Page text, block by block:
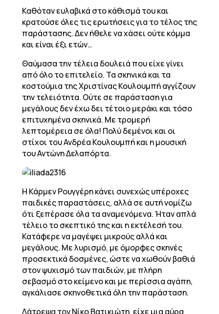
Καθόταν ευλαβικά στο κάθισμά του και
κρατούσε όλες τις ερωτήσεις για το τέλος της
παράστασης. Δεν ήθελε να χάσει ούτε κόμμα
και είναι έξι ετών…
Θαύμασα την τέλεια δουλειά που είχε γίνει
από όλο το επιτελείο. Τα σκηνικά και τα
κοστούμια της Χριστίνας Κουλουμπή αγγίζουν
την τελειότητα. Ούτε σε παράσταση για
μεγάλους δεν έχω δει τέτοιο μεράκι και τόσο
επιτυχημένα σκηνικά. Με τρομερή
λεπτομέρεια σε όλα! Πολύ δεμένοι και οι
στίχοι του Ανδρέα Κουλουμπή και η μουσική
του Αντώνη Δελαπόρτα.
Η Κάρμεν Ρουγγέρη κάνει συνεχώς υπέροχες
παιδικές παραστάσεις, αλλά σε αυτή νομίζω
ότι ξεπέρασε όλα τα αναμενόμενα. Ήταν απλά
τέλειο το σκεπτικό της και η εκτέλεσή του.
Κατάφερε να μαγέψει μικρούς αλλά και
μεγάλους. Με λυρισμό, με όμορφες σκηνές
προσεκτικά δοσμένες, ώστε να χωθούν βαθιά
στον ψυχισμό των παιδιών, με πλήρη
σεβασμό στο κείμενο και με περίσσια αγάπη,
αγκάλιασε σκηνοθετικά όλη την παράσταση.
Λάτρεψα τον Νίκο Βατικιώτη, είχε μια αύρα